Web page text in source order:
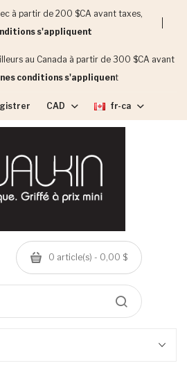
à partir de 200 $CA avant taxes,
s'appliquent
au Canada à partir de 300 $CA avant
conditions s'appliquent
CAD fr-ca
0 article(s) - 0,00 $